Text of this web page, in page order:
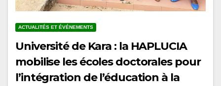
ACTUALITÉS ET ÉVÉNEMENTS
Université de Kara : la HAPLUCIA
mobilise les écoles doctorales pour
l’intégration de l’éducation à la